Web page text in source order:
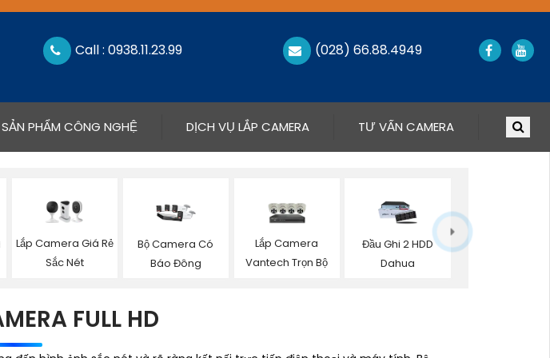
Call : 0938.11.23.99 (028) 66.88.4949
SẢN PHẨM CÔNG NGHỆ DỊCH VỤ LẮP CAMERA TƯ VẤN CAMERA
Lắp Camera Giá Rẻ
Sắc Nét
Bộ Camera Có
Báo Đông
Lắp Camera
Vantech Trọn Bộ
Đầu Ghi 2 HDD
Dahua
FULL HD